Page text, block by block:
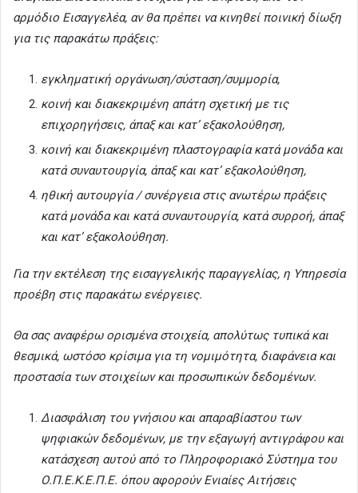
αρμόδιο Εισαγγελέα, αν θα πρέπει να κινηθεί ποινική δίωξη
για τις παρακάτω πράξεις:
εγκληματική οργάνωση/σύσταση/συμμορία,
κοινή και διακεκριμένη απάτη σχετική με τις
επιχορηγήσεις, άπαξ και κατ’ εξακολούθηση,
κοινή και διακεκριμένη πλαστογραφία κατά μονάδα και
κατά συναυτουργία, άπαξ και κατ’ εξακολούθηση,
ηθική αυτουργία / συνέργεια στις ανωτέρω πράξεις
κατά μονάδα και κατά συναυτουργία, κατά συρροή, άπαξ
και κατ’ εξακολούθηση.
Για την εκτέλεση της εισαγγελικής παραγγελίας, η Υπηρεσία
προέβη στις παρακάτω ενέργειες.
Θα σας αναφέρω ορισμένα στοιχεία, απολύτως τυπικά και
θεσμικά, ωστόσο κρίσιμα για τη νομιμότητα, διαφάνεια και
προστασία των στοιχείων και προσωπικών δεδομένων.
Διασφάλιση του γνήσιου και απαραβίαστου των
ψηφιακών δεδομένων, με την εξαγωγή αντιγράφου και
κατάσχεση αυτού από το Πληροφοριακό Σύστημα του
Ο.Π.Ε.Κ.Ε.Π.Ε. όπου αφορούν Ενιαίες Αιτήσεις